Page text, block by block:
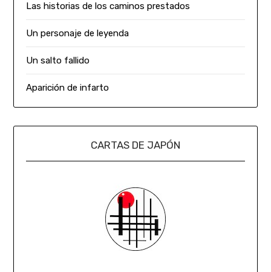
Las historias de los caminos prestados
Un personaje de leyenda
Un salto fallido
Aparición de infarto
CARTAS DE JAPÓN